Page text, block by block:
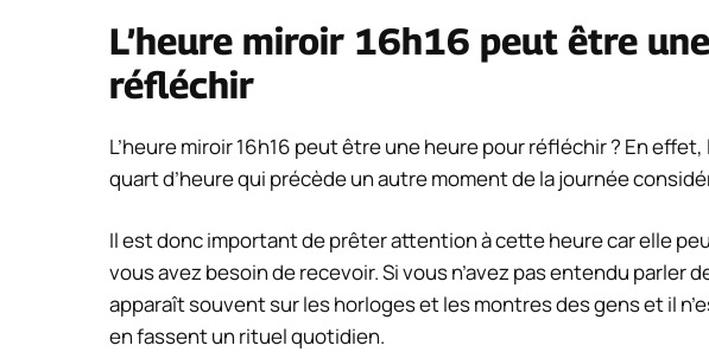
L’heure miroir 16h16 peut être
réfléchir
L’heure miroir 16h16 peut être une heure pour réfléchir ? En
quart d’heure qui précède un autre moment de la journée
Il est donc important de prêter attention à cette heure car elle
vous avez besoin de recevoir. Si vous n’avez pas entendu parler
apparaît souvent sur les horloges et les montres des gens et il
en fassent un rituel quotidien.